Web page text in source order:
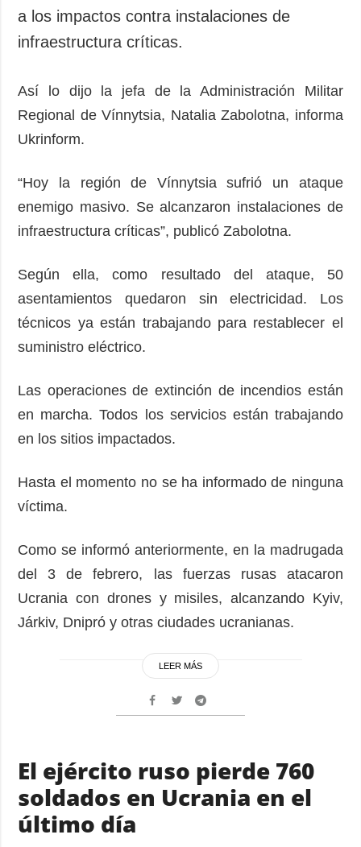
a los impactos contra instalaciones de
infraestructura críticas.
Así lo dijo la jefa de la Administración Militar
Regional de Vínnytsia, Natalia Zabolotna, informa
Ukrinform.
“Hoy la región de Vínnytsia sufrió un ataque
enemigo masivo. Se alcanzaron instalaciones de
infraestructura críticas”, publicó Zabolotna.
Según ella, como resultado del ataque, 50
asentamientos quedaron sin electricidad. Los
técnicos ya están trabajando para restablecer el
suministro eléctrico.
Las operaciones de extinción de incendios están
en marcha. Todos los servicios están trabajando
en los sitios impactados.
Hasta el momento no se ha informado de ninguna
víctima.
Como se informó anteriormente, en la madrugada
del 3 de febrero, las fuerzas rusas atacaron
Ucrania con drones y misiles, alcanzando Kyiv,
Járkiv, Dnipró y otras ciudades ucranianas.
LEER MÁS
El ejército ruso pierde 760
soldados en Ucrania en el
último día